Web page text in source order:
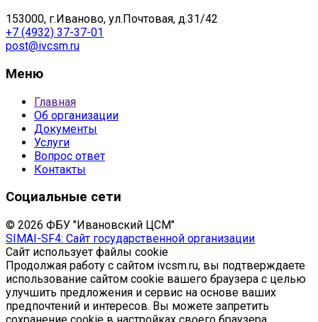
153000, г.Иваново, ул.Почтовая, д.31/42
+7 (4932) 37-37-01
post@ivcsm.ru
Меню
Главная
Об организации
Документы
Услуги
Вопрос ответ
Контакты
Социальные сети
© 2026 ФБУ "Ивановский ЦСМ"
SIMAI-SF4: Сайт государственной организации
Сайт использует файлы cookie
Продолжая работу с сайтом ivcsm.ru, вы подтверждаете
использование сайтом cookie вашего браузера с целью
улучшить предложения и сервис на основе ваших
предпочтений и интересов. Вы можете запретить